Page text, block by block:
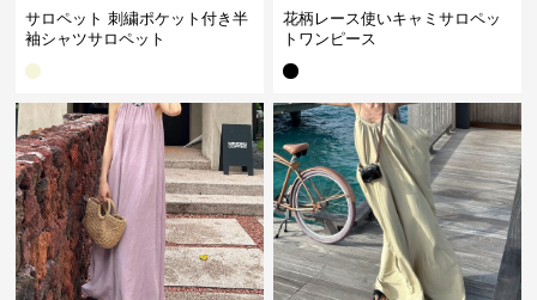
サロペット 刺繍ポケット付き半
袖シャツサロペット
花柄レース使いキャミサロペッ
トワンピース